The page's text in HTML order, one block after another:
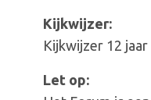
Kijkwijzer:
Kijkwijzer 12
Let op: